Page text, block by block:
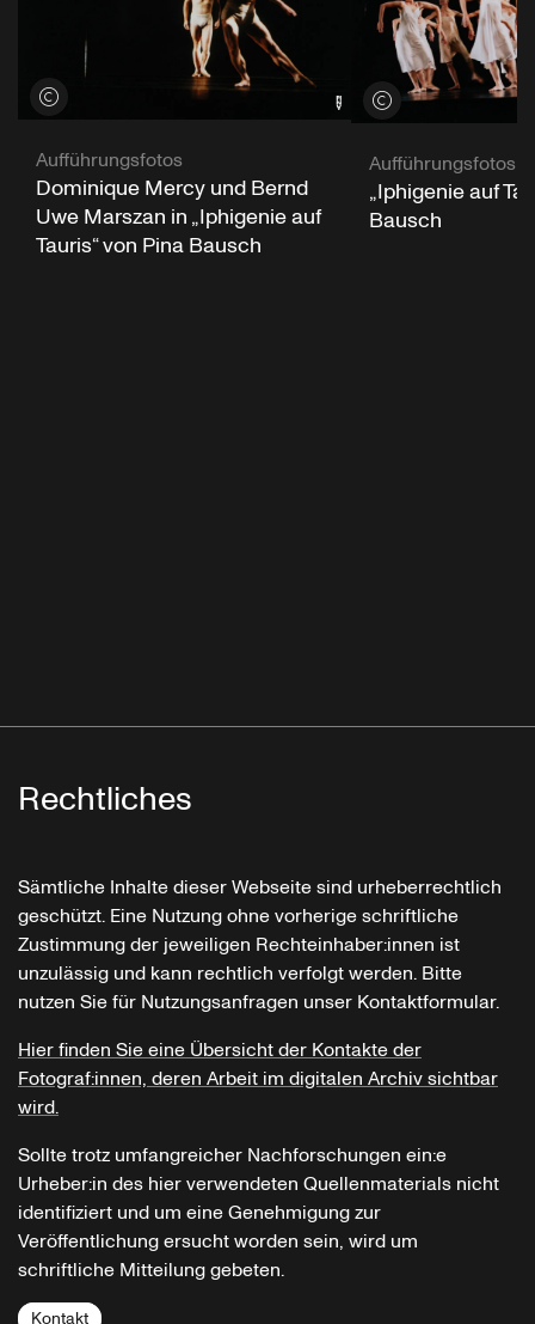
Credits öffnen
Aufführungsfotos
Dominique Mercy und Bernd
Uwe Marszan in „Iphigenie auf
Tauris“ von Pina Bausch
Credits öffnen
Aufführungsfotos
„Iphigenie auf
Bausch
Rechtliches
Sämtliche Inhalte dieser Webseite sind urheberrechtlich
geschützt. Eine Nutzung ohne vorherige schriftliche
Zustimmung der jeweiligen Rechteinhaber:innen ist
unzulässig und kann rechtlich verfolgt werden. Bitte
nutzen Sie für Nutzungsanfragen unser Kontaktformular.
Hier finden Sie eine Übersicht der Kontakte der
Fotograf:innen, deren Arbeit im digitalen Archiv sichtbar
wird.
Sollte trotz umfangreicher Nachforschungen ein:e
Urheber:in des hier verwendeten Quellenmaterials nicht
identifiziert und um eine Genehmigung zur
Veröffentlichung ersucht worden sein, wird um
schriftliche Mitteilung gebeten.
Kontakt